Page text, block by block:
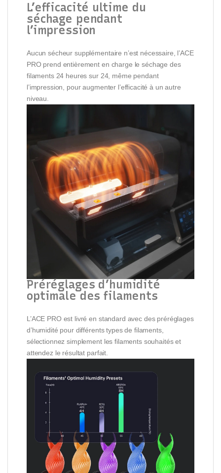
L’efficacité ultime du
séchage pendant
l’impression
Aucun sécheur supplémentaire n’est nécessaire, l’ACE
PRO prend entièrement en charge le séchage des
filaments 24 heures sur 24, même pendant
l’impression, pour augmenter l’efficacité à un autre
niveau.
Préréglages d’humidité
optimale des filaments
L’ACE PRO est livré en standard avec des préréglages
d’humidité pour différents types de filaments,
sélectionnez simplement les filaments souhaités et
attendez le résultat parfait.